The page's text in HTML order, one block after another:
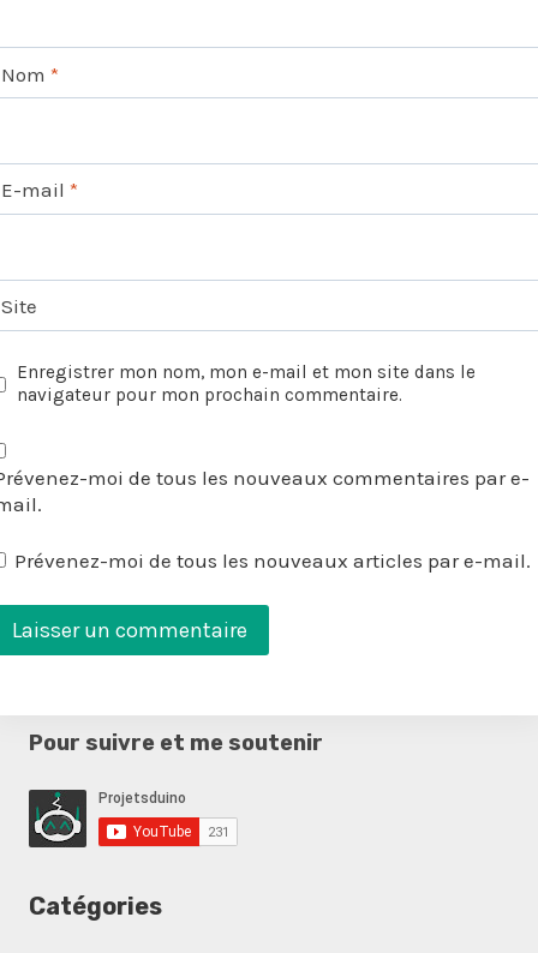
Nom *
E-mail *
Site
Enregistrer mon nom, mon e-mail et mon site dans le
navigateur pour mon prochain commentaire.
moi de tous les nouveaux commentaires par e-
Prévenez-moi de tous les nouveaux articles par e-mail.
Pour suivre et me soutenir
Catégories